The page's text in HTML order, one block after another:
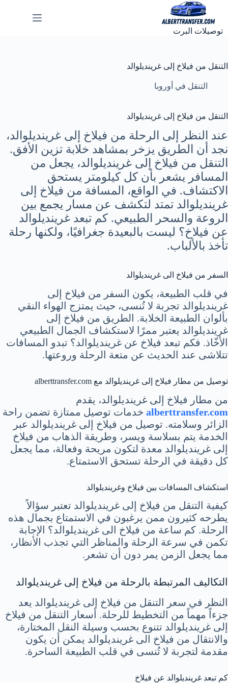
المحتوى
توصيلات البرت
التنقل من فيلاخ إلى غرينديلوالد
التنقل في أوروبا
التنقل من فيلاخ إلى غرينديلوالد
عند النظر إلى الرحلة من فيلاخ إلى غرينديلوالد،
نجد أن الطريق يزخر بمشاهد خلابة تزين الأفق.
التنقل من فيلاخ إلى غرينديلوالد، يجعل من
المسافر يشعر بأن كل كيلومتر يستحق
الاكتشاف. في الواقع، المسافة من فيلاخ إلى
غرينديلوالد تمتد لتكشف عن مسار يجمع بين
الروعة والسحر الطبيعي. كم تبعد غرينديلوالد
عن فيلاخ؟ ليست بالبعيدة جغرافيًا، ولكنها رحلة
تأخذ بالألباب.
السفر من فيلاخ الى غرينديلوالد
في قلب الطبيعة، يكون السفر من فيلاخ إلى
غرينديلوالد تجربة لا تُنسى، حيث يمتزج الهواء النقي
بألوان الطبيعة الخلابة. الطريق من فيلاخ إلى
غرينديلوالد يعتبر ممرًا لاستكشاف الجمال الطبيعي
الأخّاذ. فكم تبعد فيلاخ عن غرينديلوالد؟ تبدو المسافات
تتلاشى عند الحديث عن متعة الرحلة وروعتها.
توصيل من مطار فيلاخ إلى غرينديلوالد مع alberttransfer.com
من مطار فيلاخ إلى غرينديلوالد، يقدم
alberttransfer.com خدمات توصيل ممتازة تضمن راحة
الزائر وسلامته. توصيل من فيلاخ إلى غرينديلوالد عبر
الخدمة يتم بسلاسة ويسر، وطريقة الذهاب من فيلاخ
إلى غرينديلوالد معدة لتكون مريحة وفعالة، مما يجعل
كل دقيقة في الرحلة تستحق الاستمتاع.
استكشاف المسافات بين فيلاخ وغرينديلوالد
كيفية التنقل من فيلاخ إلى غرينديلوالد تعتبر سؤالاً
يطرحه كثيرون ممن يرغبون في الاستمتاع بجمال هذه
الرحلة. كم ساعة من فيلاخ الى غرينديلوالد؟ الإجابة
تكمن في سرعة الرحلة والمناظر التي تجذب الأنظار،
مما يجعل الزمن يمر دون أن تشعر.
التكاليف المرتبطة بالرحلة من فيلاخ إلى غرينديلوالد
النظر في سعر التنقل من فيلاخ إلى غرينديلوالد يعد
جزءاً مهماً من التخطيط للرحلة. أسعار التنقل من فيلاخ
إلى غرينديلوالد تتنوع بحسب وسيلة النقل المختارة،
والانتقال من فيلاخ الى غرينديلوالد يمكن أن يكون
مقدمة لتجربة لا تُنسى في قلب الطبيعة الساحرة.
كم تبعد غرينديلوالد عن فيلاخ